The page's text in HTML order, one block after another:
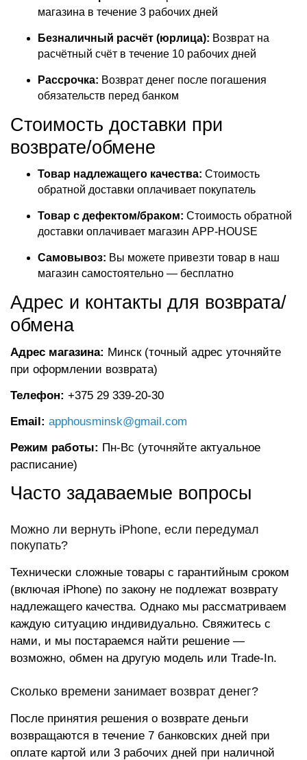
магазина в течение 3 рабочих дней
Безналичный расчёт (юрлица): Возврат на
расчётный счёт в течение 10 рабочих дней
Рассрочка: Возврат денег после погашения
обязательств перед банком
Стоимость доставки при
возврате/обмене
Товар надлежащего качества: Стоимость
обратной доставки оплачивает покупатель
Товар с дефектом/браком: Стоимость обратной
доставки оплачивает магазин APP-HOUSE
Самовывоз: Вы можете привезти товар в наш
магазин самостоятельно — бесплатно
Адрес и контакты для возврата/
обмена
Адрес магазина: Минск (точный адрес уточняйте
при оформлении возврата)
Телефон: +375 29 339-20-30
Email: apphousminsk@gmail.com
Режим работы: Пн-Вс (уточняйте актуальное
расписание)
Часто задаваемые вопросы
Можно ли вернуть iPhone, если передумал
покупать?
Технически сложные товары с гарантийным сроком
(включая iPhone) по закону не подлежат возврату
надлежащего качества. Однако мы рассматриваем
каждую ситуацию индивидуально. Свяжитесь с
нами, и мы постараемся найти решение —
возможно, обмен на другую модель или Trade-In.
Сколько времени занимает возврат денег?
После принятия решения о возврате деньги
возвращаются в течение 7 банковских дней при
оплате картой или 3 рабочих дней при наличной